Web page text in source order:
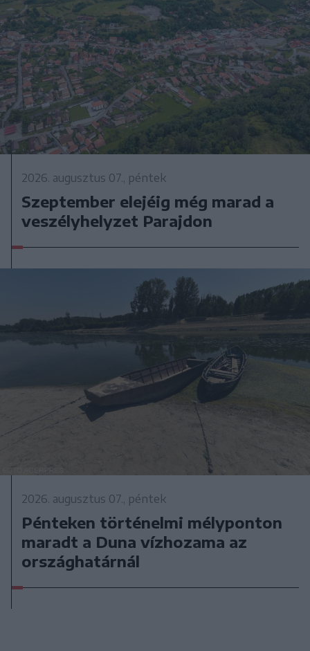
2026. augusztus 07., péntek
Szeptember elejéig még marad a
veszélyhelyzet Parajdon
2026. augusztus 07., péntek
Pénteken történelmi mélyponton
maradt a Duna vízhozama az
országhatárnál